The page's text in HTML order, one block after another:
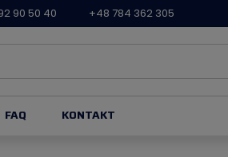
90 50 40 +48 784 362 305
FAQ KONTAKT